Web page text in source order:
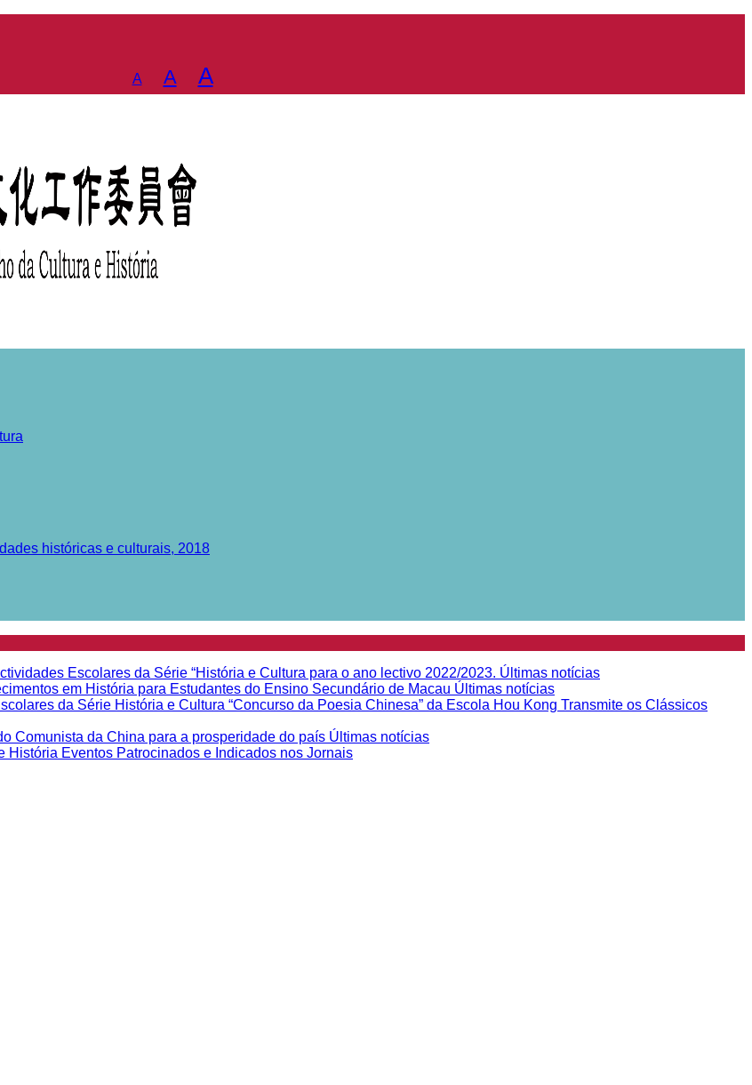
A
Decrease
fontA Reset
font
AIncrease
font
históricas e culturais, 2018
Escolares da Série “História e Cultura para o ano lectivo 2022/2023. Últimas notícias
em História para Estudantes do Ensino Secundário de Macau Últimas notícias
da Série História e Cultura “Concurso da Poesia Chinesa” da Escola Hou Kong Transmite os Clássicos
Comunista da China para a prosperidade do país Últimas notícias
História Eventos Patrocinados e Indicados nos Jornais